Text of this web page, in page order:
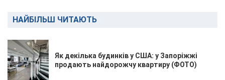
НАЙБІЛЬШ ЧИТАЮТЬ
Як декілька будинків у США: у Запоріжжі
продають найдорожчу квартиру (ФОТО)